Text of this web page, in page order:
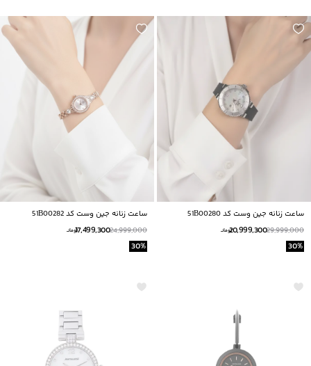
ساعت زنانه جين وست كد 51B00280
29,999,000
20,999,300تومانــ
30%
ساعت زنانه جين وست كد 51B00282
24,999,000
17,499,300تومانــ
30%